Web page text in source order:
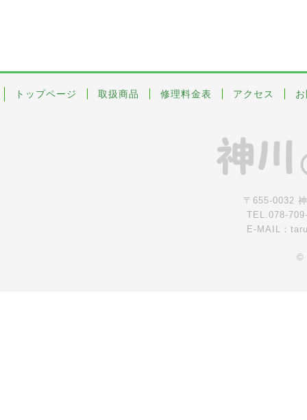
トップページ 取扱商品 修理料金表 アクセス
〒655-0032
TEL.078-
E-MAIL：
©